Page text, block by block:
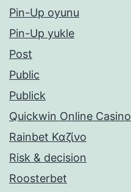
Pin-Up oyunu
Pin-Up yukle
Post
Public
Publick
Quickwin Online Casino
Rainbet Καζίνο
Risk & decision
Roosterbet